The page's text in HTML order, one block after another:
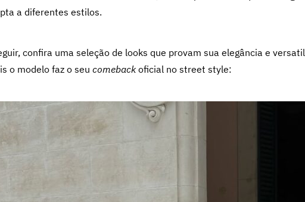
a diferentes estilos.
confira uma seleção de looks que provam sua elegância e
o modelo faz o seu comebackoficial no street style: